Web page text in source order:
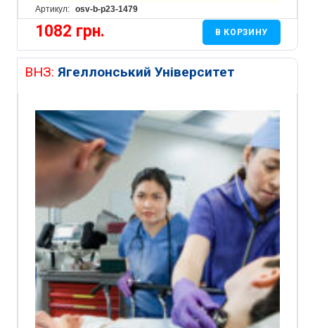
Артикул: osv-b-p23-1479
1082 грн. В КОРЗИНУ
ВНЗ: Ягеллонський Університет